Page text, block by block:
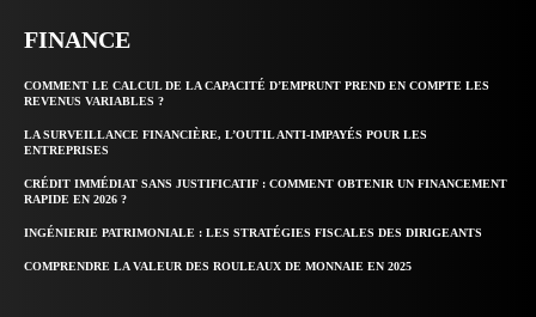
FINANCE
COMMENT LE CALCUL DE LA CAPACITÉ D’EMPRUNT PREND EN COMPTE LES
REVENUS VARIABLES ?
LA SURVEILLANCE FINANCIÈRE, L’OUTIL ANTI-IMPAYÉS POUR LES
ENTREPRISES
CRÉDIT IMMÉDIAT SANS JUSTIFICATIF : COMMENT OBTENIR UN FINANCEMENT
RAPIDE EN 2026 ?
INGÉNIERIE PATRIMONIALE : LES STRATÉGIES FISCALES DES DIRIGEANTS
COMPRENDRE LA VALEUR DES ROULEAUX DE MONNAIE EN 2025